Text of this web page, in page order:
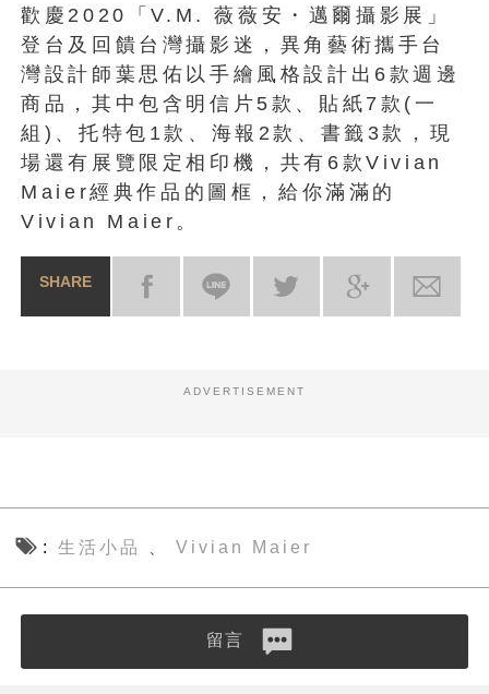
歡慶2020「V.M. 薇薇安・邁爾攝影展」
登台及回饋台灣攝影迷，異角藝術攜手台
灣設計師葉思佑以手繪風格設計出6款週邊
商品，其中包含明信片5款、貼紙7款(一
組)、托特包1款、海報2款、書籤3款，現
場還有展覽限定相印機，共有6款Vivian
Maier經典作品的圖框，給你滿滿的
Vivian Maier。
SHARE
ADVERTISEMENT
生活小品 Vivian Maier
留言